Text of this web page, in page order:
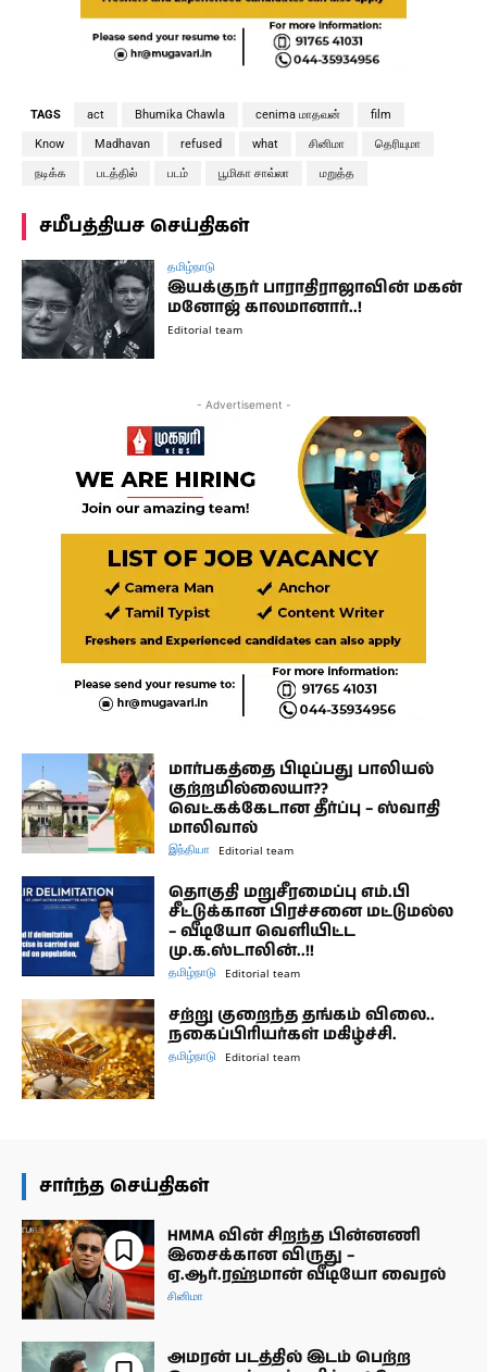
TAGS act Bhumika Chawla cenima மாதவன் film
Know Madhavan refused what சினிமா தெரியுமா
நடிக்க படத்தில் படம் பூமிகா சாவ்லா மறுத்த
சமீபத்தியச செய்திகள்
தமிழ்நாடு
இயக்குநர் பாராதிராஜாவின் மகன்
மனோஜ் காலமானார்..!
Editorial team
- Advertisement -
மார்பகத்தை பிடிப்பது பாலியல்
குற்றமில்லையா??
வெட்கக்கேடான தீர்ப்பு – ஸ்வாதி
மாலிவால்
இந்தியா Editorial team
தொகுதி மறுசீரமைப்பு எம்.பி
சீட்டுக்கான பிரச்சனை மட்டுமல்ல
– வீடியோ வெளியிட்ட
மு.க.ஸ்டாலின்..!!
தமிழ்நாடு Editorial team
சற்று குறைந்த தங்கம் விலை..
நகைப்பிரியர்கள் மகிழ்ச்சி.
தமிழ்நாடு Editorial team
சார்ந்த செய்திகள்
HMMA வின் சிறந்த பின்னணி
இசைக்கான விருது –
ஏ.ஆர்.ரஹ்மான் வீடியோ வைரல்
சினிமா
அமரன் படத்தில் இடம் பெற்ற